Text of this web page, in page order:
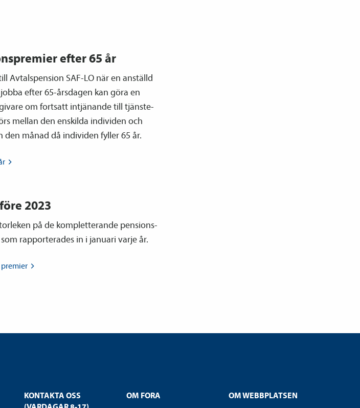
efter 65 år
Avtals­pension SAF-LO när en anställd
efter 65-årsdagen kan göra en
om fortsatt intjänande till tjänste­­
mellan den enskilda individen och
månad då individen fyller 65 år.
2023
på de kompletterande pensions­
rapporterades in i januari varje år.
premier
KONTAKTA OSS
OM FORA OM WEBBPLATSEN